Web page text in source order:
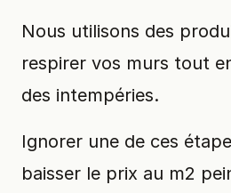
Nous utilisons des
respirer vos murs tout
des intempéries.
Ignorer une de ces
baisser le prix au m2